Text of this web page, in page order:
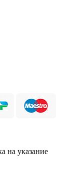
на указание